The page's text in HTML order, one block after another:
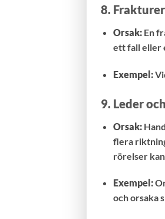
8.
Orsak:En
ett fall eller
Exempel:
9. Leder
Orsak:
flera
rörelser
Exempel:
och orsaka